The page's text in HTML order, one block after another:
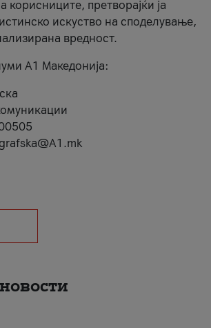
корисниците, претворајќи ја
искуство на споделување,
вредност.
А1 Македонија: